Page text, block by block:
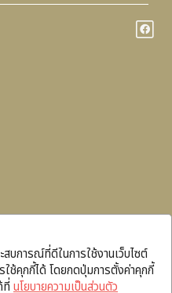
บการณ์ที่ดีในการใช้งานเว็บไซต์
ช้คุกกี้ได้ โดยกดปุ่มการตั้งค่าคุกกี้
ที่ นโยบายความเป็นส่วนตัว